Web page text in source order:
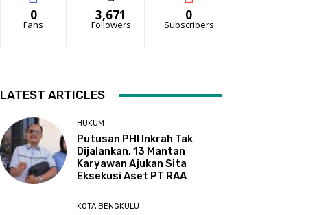
0
Fans
3,671
Followers
0
Subscribers
LATEST ARTICLES
HUKUM
Putusan PHI Inkrah Tak
Dijalankan, 13 Mantan
Karyawan Ajukan Sita
Eksekusi Aset PT RAA
KOTA BENGKULU